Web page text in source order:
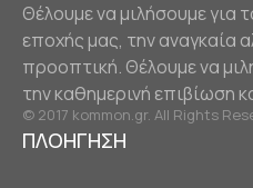
Θέλουμε να μιλήσουμε για
εποχής μας, την αναγκαία
προοπτική. Θέλουμε να
την καθημερινή επιβίωση
© 2017 kommon.gr. All Rights
ΠΛΟΗΓΗΣΗ